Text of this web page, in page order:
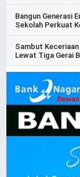
Bangun Generasi
Sekolah Perkuat
Sambut
Lewat Tiga Gerai